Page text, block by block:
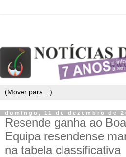
domingo, 11 de dezembro de
Resende ganha ao
Equipa resendense
na tabela classificativa